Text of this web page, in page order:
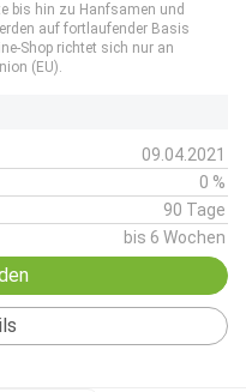
bis hin zu Hanfsamen und
auf fortlaufender Basis
Shop richtet sich nur an
(EU).
09.04.2021
0 %
90 Tage
bis 6 Wochen